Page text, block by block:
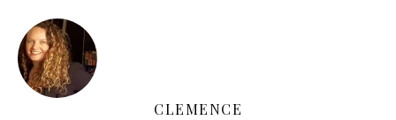
CLEMENCE